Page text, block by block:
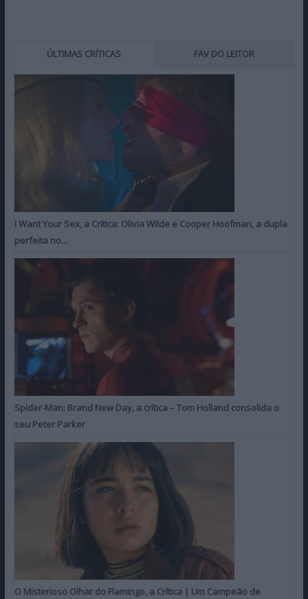
ÚLTIMAS CRÍTICAS FAV DO LEITOR
I Want Your Sex, a Crítica: Olivia Wilde e Cooper Hoofman, a dupla
perfeita no…
Spider-Man: Brand New Day, a crítica – Tom Holland consolida o
seu Peter Parker
O Misterioso Olhar do Flamingo, a Crítica | Um Campeão de